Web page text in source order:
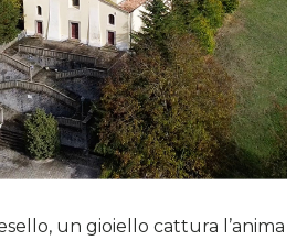
un gioiello cattura l’anima